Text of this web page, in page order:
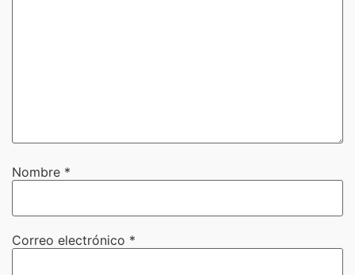
Nombre *
Correo electrónico *